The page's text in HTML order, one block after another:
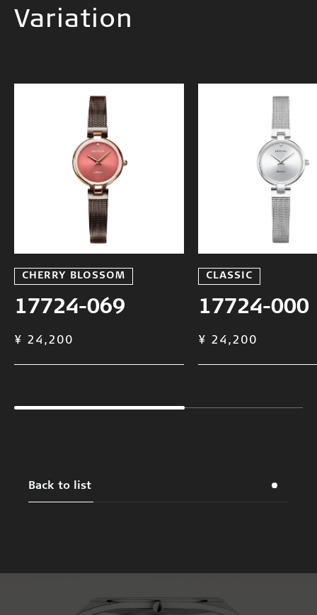
Variation
CHERRY BLOSSOM
17724-069
¥ 24,200
CLASSIC
17724-000
¥ 24,200
Back to list